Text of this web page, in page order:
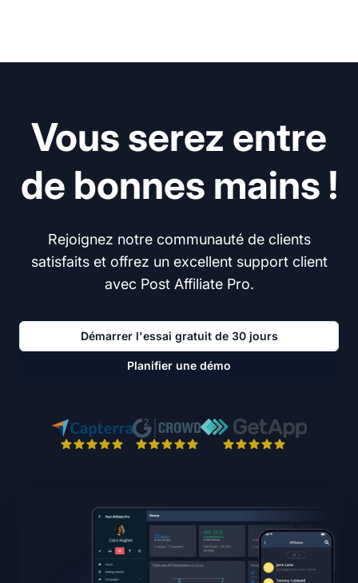
Vous serez entre
de bonnes mains !
Rejoignez notre communauté de clients
satisfaits et offrez un excellent support client
avec Post Affiliate Pro.
Démarrer l'essai gratuit de 30 jours
Planifier une démo